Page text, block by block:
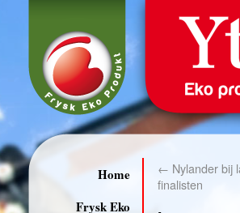
Home
Frysk Eko
← Nylander bij
finalisten